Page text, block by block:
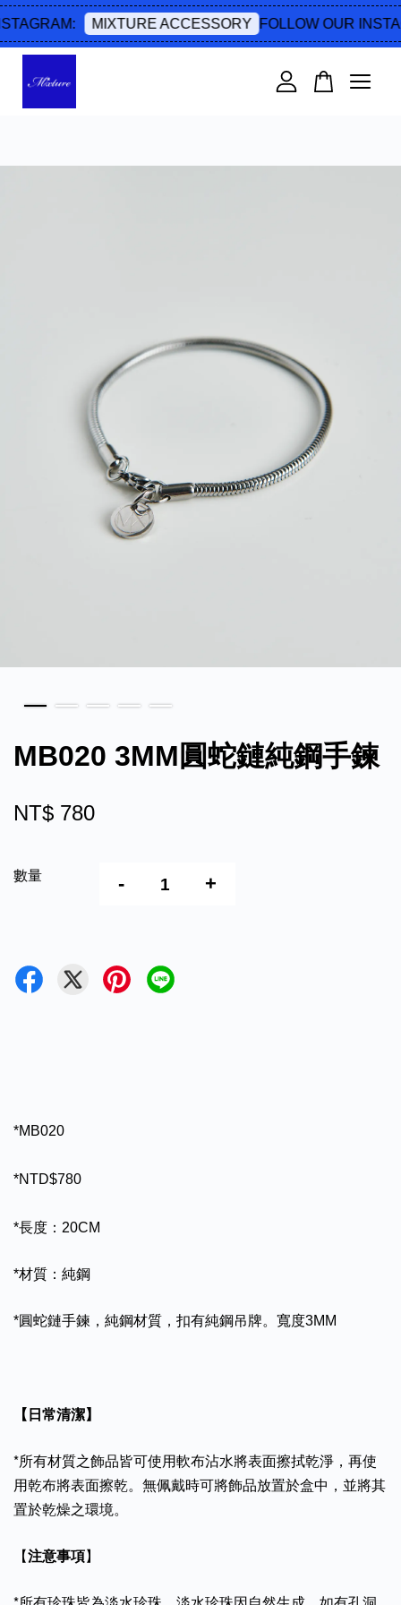
MIXTURE ACCESSORY FOLLOW OUR
MB020 3MM圓蛇鏈純鋼手鍊
NT$ 780
數量 - +
*MB020
*NTD$780
*長度：20CM
*材質：純鋼
*圓蛇鏈手鍊，純鋼材質，扣有純鋼吊牌。寬度3MM
【日常清潔】
*所有材質之飾品皆可使用軟布沾水將表面擦拭乾淨，再使
用乾布將表面擦乾。無佩戴時可將飾品放置於盒中，並將其
置於乾燥之環境。
【注意事項】
您的購物車目前還是空的。